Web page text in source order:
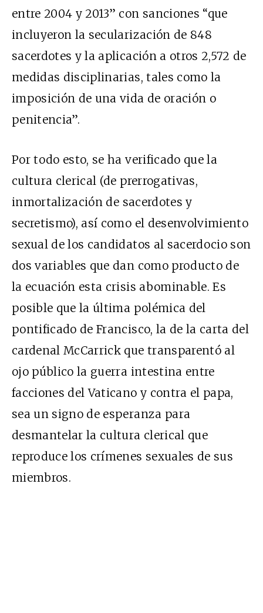
entre 2004 y 2013” con sanciones “que
incluyeron la secularización de 848
sacerdotes y la aplicación a otros 2,572 de
medidas disciplinarias, tales como la
imposición de una vida de oración o
penitencia”.
Por todo esto, se ha verificado que la
cultura clerical (de prerrogativas,
inmortalización de sacerdotes y
secretismo), así como el desenvolvimiento
sexual de los candidatos al sacerdocio son
dos variables que dan como producto de
la ecuación esta crisis abominable. Es
posible que la última polémica del
pontificado de Francisco, la de la carta del
cardenal McCarrick que transparentó al
ojo público la guerra intestina entre
facciones del Vaticano y contra el papa,
sea un signo de esperanza para
desmantelar la cultura clerical que
reproduce los crímenes sexuales de sus
miembros.